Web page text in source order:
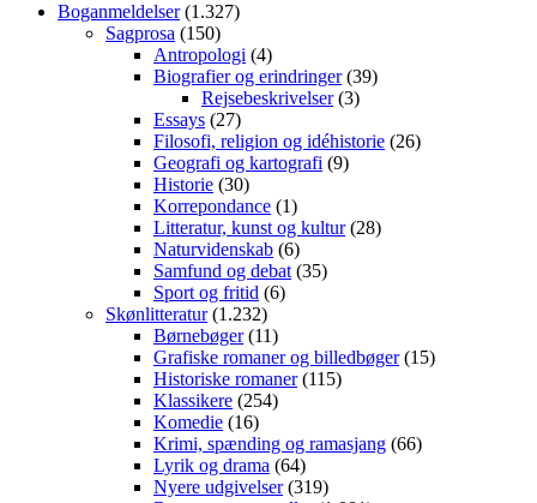
Boganmeldelser(1.327)
Sagprosa (150)
Antropologi (4)
Biografier og erindringer(39)
Rejsebeskrivelser(3)
Essays (27)
Filosofi, religion og idéhistorie (26)
Geografi og kartografi (9)
Historie (30)
Korrepondance (1)
Litteratur, kunst og kultur(28)
Naturvidenskab (6)
Samfund og debat (35)
Sport og fritid (6)
Skønlitteratur(1.232)
Børnebøger(11)
Grafiske romaner og billedbøger(15)
Historiske romaner(115)
Klassikere (254)
Komedie (16)
Krimi, spænding og ramasjang (66)
Lyrik og drama (64)
Nyere udgivelser(319)